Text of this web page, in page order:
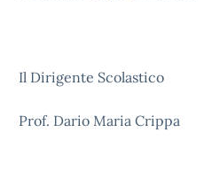
Il Dirigente Scolastico
Prof. Dario Maria Crippa